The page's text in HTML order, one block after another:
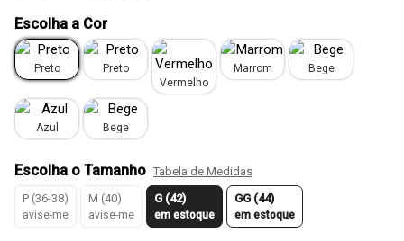
Escolha a Cor
Preto
Preto
Vermelho
Marrom Bege
Azul Bege
Escolha o Tamanho Tabela de Medidas
P (36-38)
avise-me
M (40)
avise-me
G (42)
em estoque
GG (44)
em estoque